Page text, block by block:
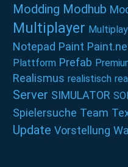
Modding Modhub
Multiplayer
Notepad Paint
Plattform Prefab
Realismus realistisch
Server SIMULATOR
Spielersuche Team
Update Vorstellung